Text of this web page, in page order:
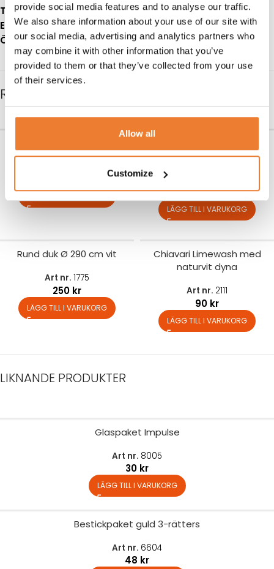
provide social media features and to analyse our traffic.
We also share information about your use of our site with
our social media, advertising and analytics partners who
may combine it with other information that you’ve
provided to them or that they’ve collected from your use
of their services.
Allow all
Customize
Telefon:08-50 000 450(tryck 1 i växelmenyn)
E-post:info@table.se
Öppettider:Måndag – fredag 08.00 – 17.00
RELATERADE PRODUKTER
tallrik 25 cm
15kr
LÄGG TILL I VARUKORG
Rund duk Ø 290 cm vit
Art nr. 1775
250 kr
LÄGG TILL I VARUKORG
Chiavari Limewash med
naturvit dyna
Art nr. 2111
90 kr
LÄGG TILL I VARUKORG
LIKNANDE PRODUKTER
Glaspaket Impulse
Art nr. 8005
30 kr
LÄGG TILL I VARUKORG
Bestickpaket guld 3-rätters
Art nr. 6604
48 kr